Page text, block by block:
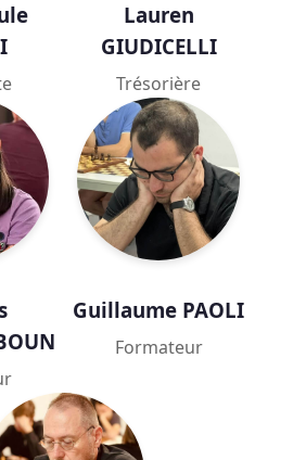
Lauren
GIUDICELLI
Trésorière
Guillaume PAOLI
Formateur